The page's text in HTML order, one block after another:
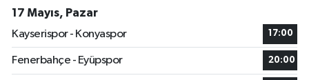
17 Mayıs, Pazar
Kayserispor - Konyaspor
17:00
Fenerbahçe - Eyüpspor 20:00